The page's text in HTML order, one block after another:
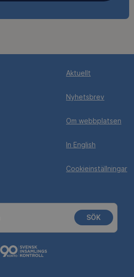
Aktuellt
Nyhetsbrev
Om webbplatsen
In English
Cookieinställningar
SÖK